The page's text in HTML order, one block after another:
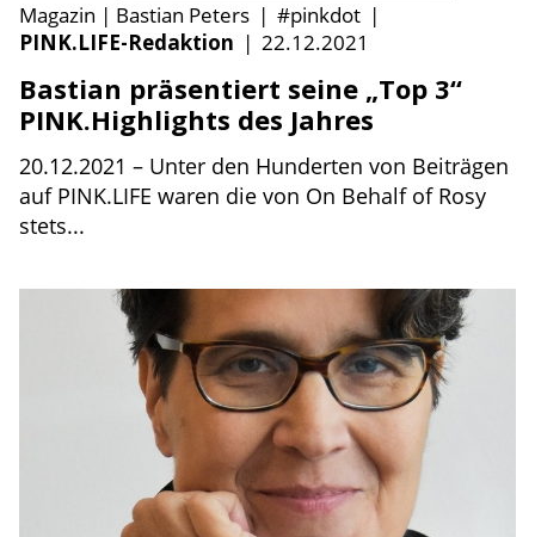
Magazin | Bastian Peters | #pinkdot |
PINK.LIFE-Redaktion | 22.12.2021
Bastian präsentiert seine „Top 3“
PINK.Highlights des Jahres
20.12.2021 – Unter den Hunderten von Beiträgen
auf PINK.LIFE waren die von On Behalf of Rosy
stets...